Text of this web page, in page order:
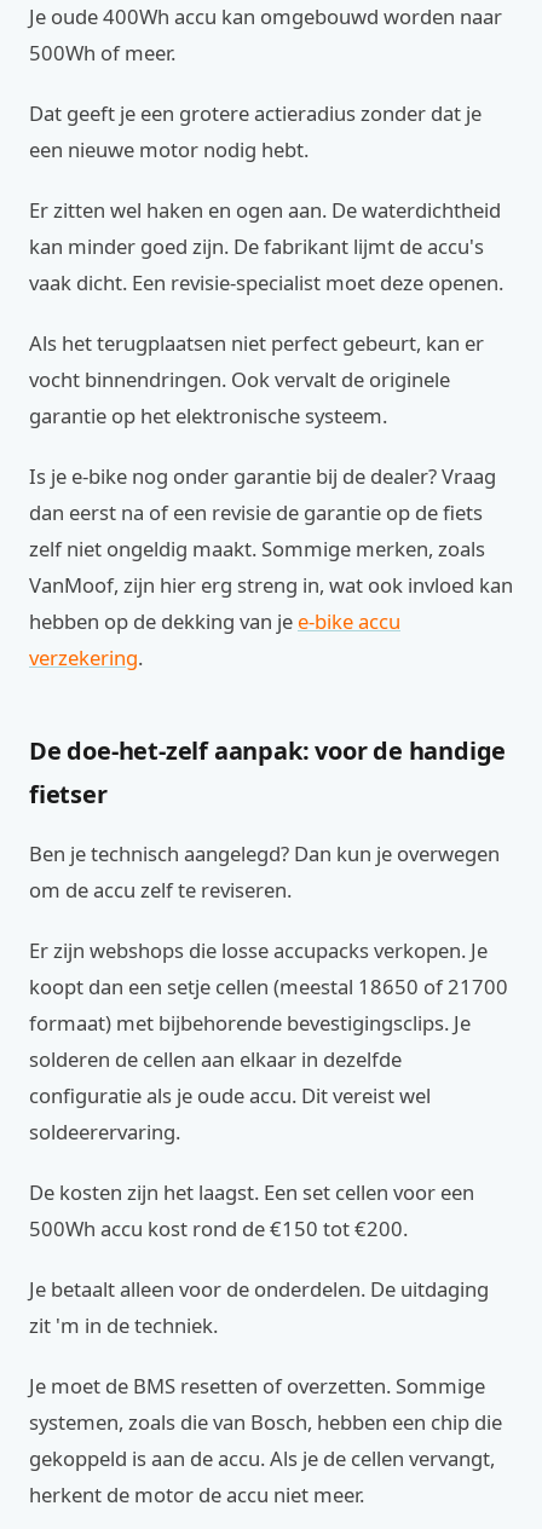
Je oude 400Wh accu kan omgebouwd worden naar
500Wh of meer.
Dat geeft je een grotere actieradius zonder dat je
een nieuwe motor nodig hebt.
Er zitten wel haken en ogen aan. De waterdichtheid
kan minder goed zijn. De fabrikant lijmt de accu's
vaak dicht. Een revisie-specialist moet deze openen.
Als het terugplaatsen niet perfect gebeurt, kan er
vocht binnendringen. Ook vervalt de originele
garantie op het elektronische systeem.
Is je e-bike nog onder garantie bij de dealer? Vraag
dan eerst na of een revisie de garantie op de fiets
zelf niet ongeldig maakt. Sommige merken, zoals
VanMoof, zijn hier erg streng in, wat ook invloed kan
hebben op de dekking van je e-bike accu
verzekering.
De doe-het-zelf aanpak: voor de handige
fietser
Ben je technisch aangelegd? Dan kun je overwegen
om de accu zelf te reviseren.
Er zijn webshops die losse accupacks verkopen. Je
koopt dan een setje cellen (meestal 18650 of 21700
formaat) met bijbehorende bevestigingsclips. Je
solderen de cellen aan elkaar in dezelfde
configuratie als je oude accu. Dit vereist wel
soldeerervaring.
De kosten zijn het laagst. Een set cellen voor een
500Wh accu kost rond de €150 tot €200.
Je betaalt alleen voor de onderdelen. De uitdaging
zit 'm in de techniek.
Je moet de BMS resetten of overzetten. Sommige
systemen, zoals die van Bosch, hebben een chip die
gekoppeld is aan de accu. Als je de cellen vervangt,
herkent de motor de accu niet meer.